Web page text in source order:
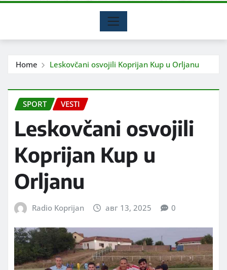
Home Leskovčani osvojili Koprijan Kup u Orljanu
SPORT VESTI
Leskovčani osvojili
Koprijan Kup u
Orljanu
Radio Koprijan авг 13, 2025 0